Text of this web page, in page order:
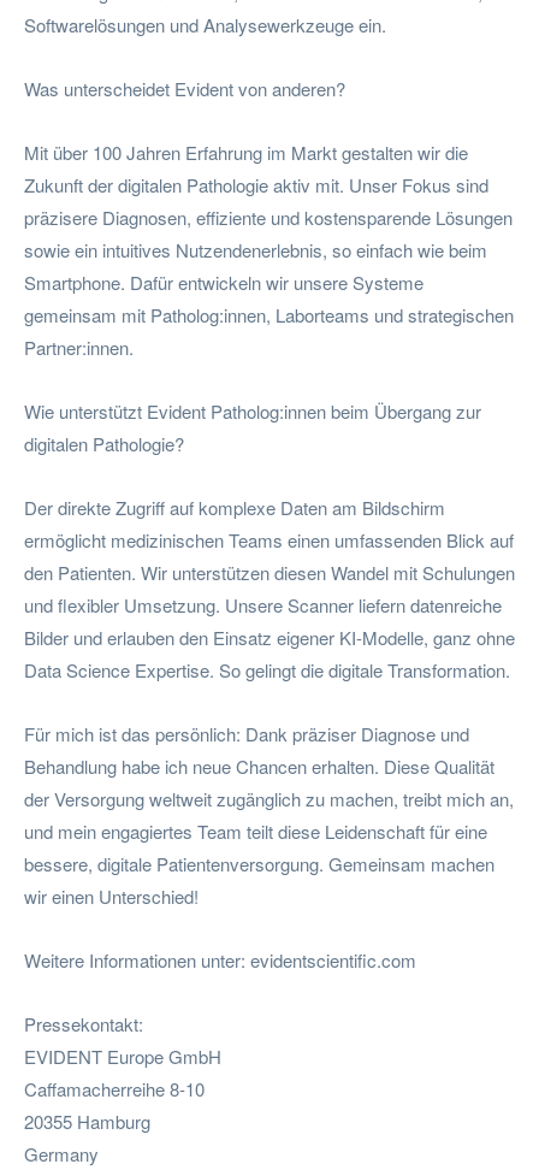
Softwarelösungen und Analysewerkzeuge ein.
Was unterscheidet Evident von anderen?
Mit über 100 Jahren Erfahrung im Markt gestalten wir die
Zukunft der digitalen Pathologie aktiv mit. Unser Fokus sind
präzisere Diagnosen, effiziente und kostensparende Lösungen
sowie ein intuitives Nutzendenerlebnis, so einfach wie beim
Smartphone. Dafür entwickeln wir unsere Systeme
gemeinsam mit Patholog:innen, Laborteams und strategischen
Partner:innen.
Wie unterstützt Evident Patholog:innen beim Übergang zur
digitalen Pathologie?
Der direkte Zugriff auf komplexe Daten am Bildschirm
ermöglicht medizinischen Teams einen umfassenden Blick auf
den Patienten. Wir unterstützen diesen Wandel mit Schulungen
und flexibler Umsetzung. Unsere Scanner liefern datenreiche
Bilder und erlauben den Einsatz eigener KI-Modelle, ganz ohne
Data Science Expertise. So gelingt die digitale Transformation.
Für mich ist das persönlich: Dank präziser Diagnose und
Behandlung habe ich neue Chancen erhalten. Diese Qualität
der Versorgung weltweit zugänglich zu machen, treibt mich an,
und mein engagiertes Team teilt diese Leidenschaft für eine
bessere, digitale Patientenversorgung. Gemeinsam machen
wir einen Unterschied!
Weitere Informationen unter: evidentscientific.com
Pressekontakt:
EVIDENT Europe GmbH
Caffamacherreihe 8-10
20355 Hamburg
Germany